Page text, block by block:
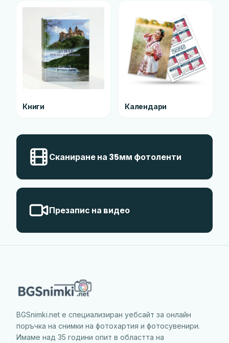
Книги Календари
Сканиране на 35мм фотоленти
Презапис на видео
BGSnimki.net е специализиран уебсайт за онлайн
поръчка на снимки на фотохартия и фотосувенири.
Имаме над 35 години опит в областта на